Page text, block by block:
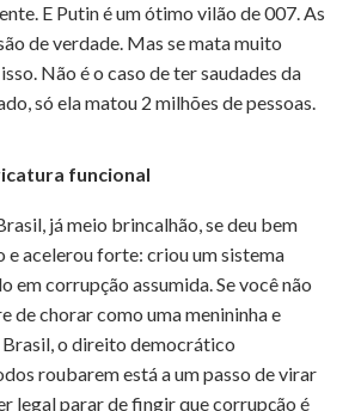
E Putin é um ótimo vilão de 007. As
de verdade. Mas se mata muito
Não é o caso de ter saudades da
só ela matou 2 milhões de pessoas.
funcional
já meio brincalhão, se deu bem
e acelerou forte: criou um sistema
em corrupção assumida. Se você não
de chorar como uma menininha e
o direito democrático
roubarem está a um passo de virar
legal parar de fingir que corrupção é